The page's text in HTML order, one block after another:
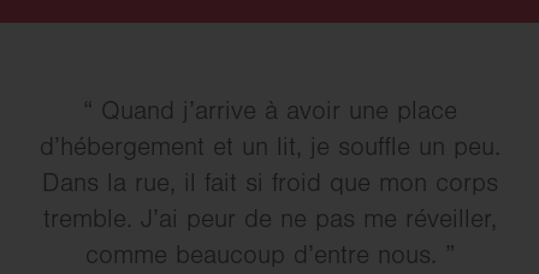
Quand j’arrive à avoir une place
d’hébergement et un lit, je souffle un peu.
Dans la rue, il fait si froid que mon corps
tremble. J’ai peur de ne pas me réveiller,
comme beaucoup d’entre nous.